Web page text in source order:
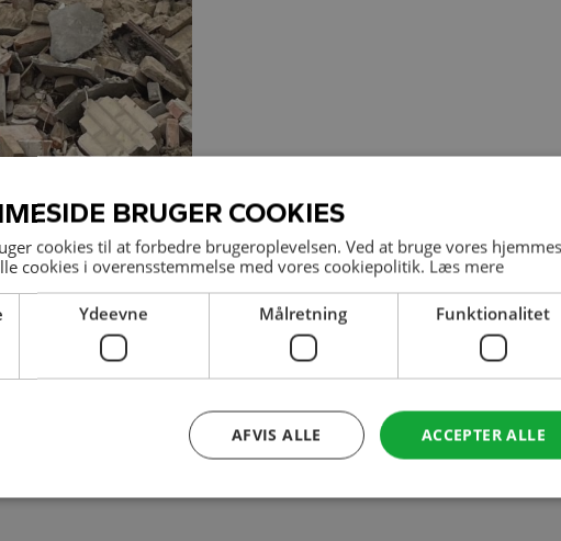
BRUGER COOKIES
cookies til at forbedre brugeroplevelsen. Ved at bruge vores
cookies i overensstemmelse med vores cookiepolitik. Læs mere
Ydeevne Målretning Funktionalitet
ACCEPTER ALLE
AFVIS ALLE